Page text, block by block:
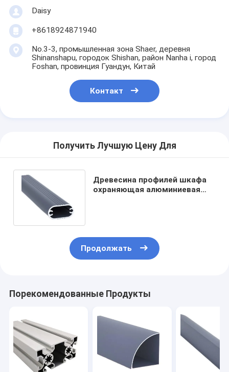
Daisy
+8618924871940
No.3-3, промышленная зона Shaer, деревня
Shinanshapu, городок Shishan, район Nanha i, город
Foshan, провинция Гуандун, Китай
Контакт
Получить Лучшую Цену Для
Древесина профилей шкафа
охраняющая алюминиевая
Продолжать
Порекомендованные Продукты